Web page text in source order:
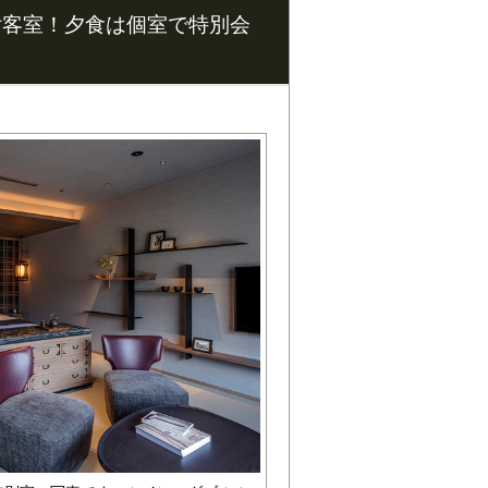
室！夕食は個室で特別会